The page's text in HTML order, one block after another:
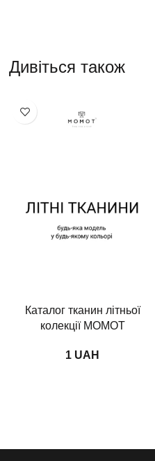
Дивіться також
Каталог тканин літньої
колекції MOMOT
UAH